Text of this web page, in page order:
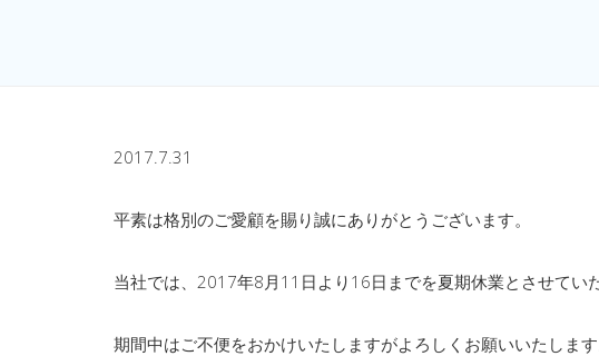
2017.7.31
平素は格別のご愛顧を賜り誠にありがとうございます。
当社では、2017年8月11日より16日までを夏期休業とさせてい
期間中はご不便をおかけいたしますがよろしくお願いいたします